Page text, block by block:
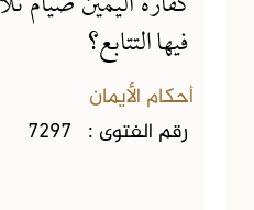
فيها التتابع؟
أحكام الأيمان
رقم الفتوى : 7297